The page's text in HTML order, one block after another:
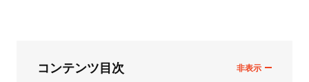
コンテンツ目次